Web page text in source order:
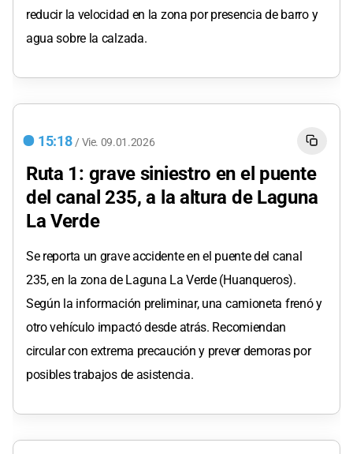
reducir la velocidad en la zona por presencia de barro y
agua sobre la calzada.
15:18 / Vie. 09.01.2026
Ruta 1: grave siniestro en el puente
del canal 235, a la altura de Laguna
La Verde
Se reporta un grave accidente en el puente del canal
235, en la zona de Laguna La Verde (Huanqueros).
Según la información preliminar, una camioneta frenó y
otro vehículo impactó desde atrás. Recomiendan
circular con extrema precaución y prever demoras por
posibles trabajos de asistencia.